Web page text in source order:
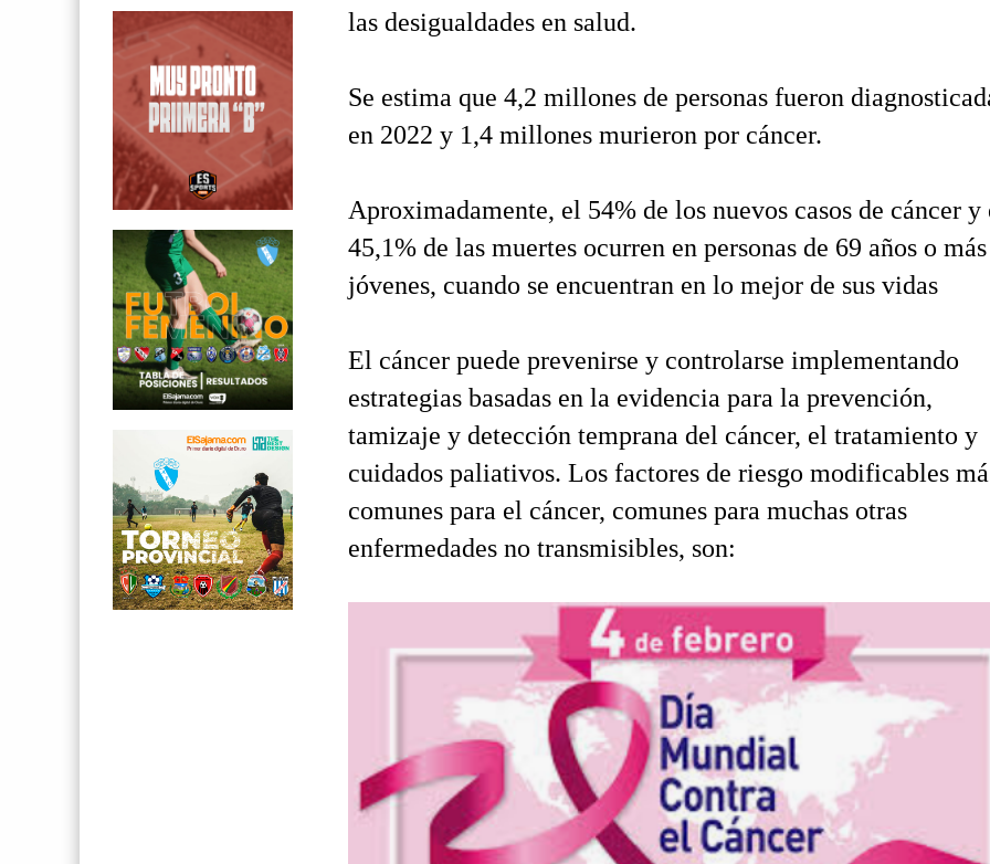
las desigualdades en salud.
Se estima que 4,2 millones de personas fueron
en 2022 y 1,4 millones murieron por cáncer.
Aproximadamente, el 54% de los nuevos casos de cáncer y
45,1% de las muertes ocurren en personas de 69 años o más
jóvenes, cuando se encuentran en lo mejor de sus vidas
El cáncer puede prevenirse y controlarse implementando
estrategias basadas en la evidencia para la prevención,
tamizaje y detección temprana del cáncer, el tratamiento y
cuidados paliativos. Los factores de riesgo modificables
comunes para el cáncer, comunes para muchas otras
enfermedades no transmisibles, son: